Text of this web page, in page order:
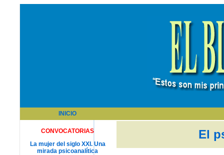
INICIO
CONVOCATORIAS
La mujer del siglo XXI. Una
mirada psicoanalítica
El